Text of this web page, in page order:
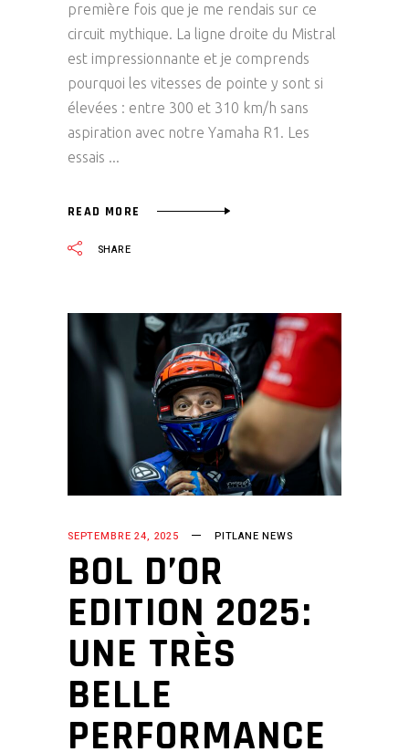
première fois que je me rendais sur ce
circuit mythique. La ligne droite du Mistral
est impressionnante et je comprends
pourquoi les vitesses de pointe y sont si
élevées : entre 300 et 310 km/h sans
aspiration avec notre Yamaha R1. Les
essais
READ MORE
SHARE
SEPTEMBRE 24, 2025 PITLANE NEWS
BOL D’OR
EDITION 2025:
UNE TRÈS
BELLE
PERFORMANCE